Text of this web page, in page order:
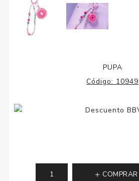
PUPA
Código: 10949
COMPRAR